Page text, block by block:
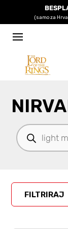
(samo za
Products
search
FILTRIRAJ